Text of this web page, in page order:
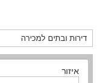
איזור